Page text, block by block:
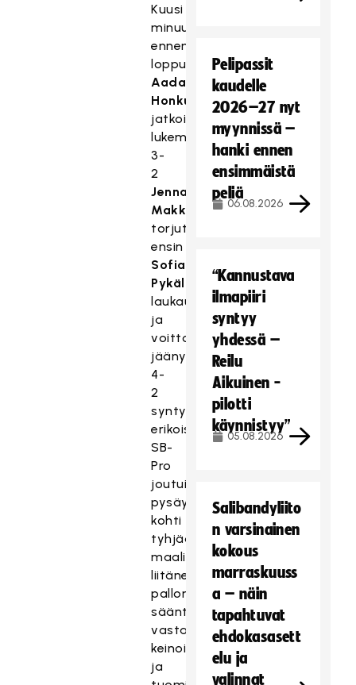
Kuusi
minuuttia
ennen
loppua
Aada
Honkuri
jatkoi
lukemiksi
3-
2
Jenna
Makkosen
torjuttua
ensin
Sofia
Pykäläisen
laukauksen,
ja
voittomaaliksi
jäänyt
4-
2
syntyi
erikoistilanteesta.
SB-
Pro
joutui
pysäyttämään
kohti
tyhjää
maalia
liitäneen
pallon
sääntöjen
vastaisin
keinoin,
ja
Pelipassit
kaudelle
2026–27 nyt
myynnissä –
hanki ennen
ensimmäistä
peliä
06.08.2026
“Kannustava
ilmapiiri
syntyy
yhdessä –
Reilu
Aikuinen -
pilotti
käynnistyy”
05.08.2026
Salibandyliito
n varsinainen
kokous
marraskuuss
a – näin
tapahtuvat
ehdokasasett
elu ja
valinnat